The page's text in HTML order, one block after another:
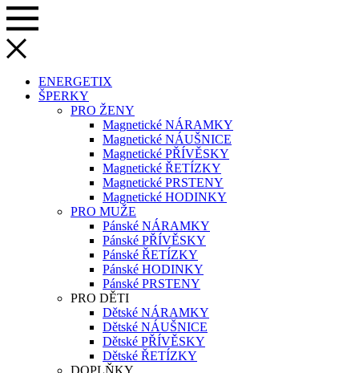
ENERGETIX
ŠPERKY
PRO ŽENY
Magnetické NÁRAMKY
Magnetické NÁUŠNICE
Magnetické PŘÍVĚSKY
Magnetické ŘETÍZKY
Magnetické PRSTENY
Magnetické HODINKY
PRO MUŽE
Pánské NÁRAMKY
Pánské PŘÍVĚSKY
Pánské ŘETÍZKY
Pánské HODINKY
Pánské PRSTENY
PRO DĚTI
Dětské NÁRAMKY
Dětské NÁUŠNICE
Dětské PŘÍVĚSKY
Dětské ŘETÍZKY